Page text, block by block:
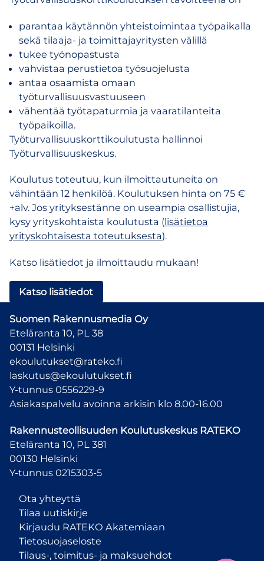
parantaa käytännön yhteistoimintaa työpaikalla
sekä tilaaja- ja toimittajayritysten välillä
tukee työnopastusta
vahvistaa perustietoa työsuojelusta
antaa osaamista omaan
työturvallisuusvastuuseen
vähentää työtapaturmia ja vaaratilanteita
työpaikoilla.
Työturvallisuuskorttikoulutusta hallinnoi
Työturvallisuuskeskus.
Koulutus toteutuu, kun ilmoittautuneita on
vähintään 12 henkilöä. Koulutuksen hinta on 75 €
+alv. Jos yrityksestänne on useampia osallistujia,
kysy yrityskohtaista koulutusta (lisätietoa
yrityskohtaisesta toteutuksesta).
Katso lisätiedot ja ilmoittaudu mukaan!
Katso lisätiedot
Suomen Rakennusmedia Oy
Eteläranta 10, PL 38
00131 Helsinki
ekoulutukset@rateko.fi
laskutus@ekoulutukset.fi
Y-tunnus 0556229-9
Asiakaspalvelu avoinna arkisin klo 8.00-16.00
Rakennusteollisuuden Koulutuskeskus RATEKO
Eteläranta 10, PL 381
00130 Helsinki
Y-tunnus 0215303-5
Ota yhteyttä
Tilaa uutiskirje
Kirjaudu RATEKO Akatemiaan
Tietosuojaseloste
Tilaus-, toimitus- ja maksuehdot